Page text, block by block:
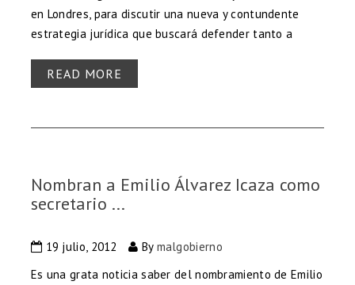
en Londres, para discutir una nueva y contundente
estrategia jurídica que buscará defender tanto a
READ MORE
Nombran a Emilio Álvarez Icaza como
secretario ...
19 julio, 2012 By malgobierno
Es una grata noticia saber del nombramiento de Emilio